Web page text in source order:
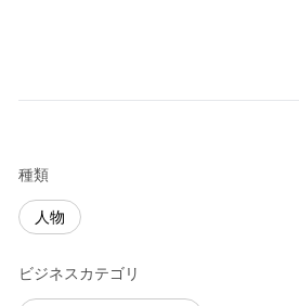
種類
人物
ビジネスカテゴリ